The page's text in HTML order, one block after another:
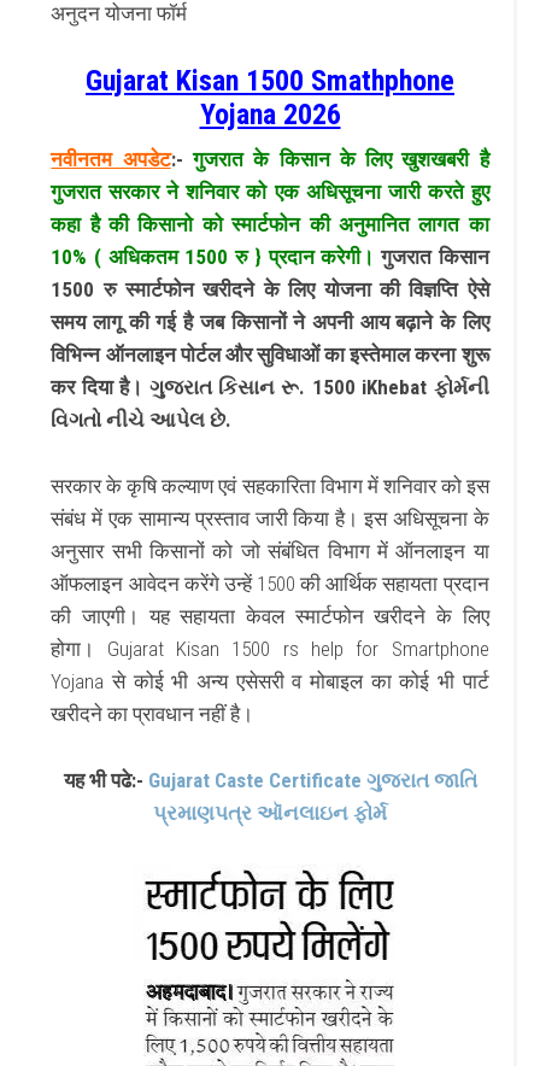
अनुदन योजना फॉर्म
Gujarat Kisan 1500 Smathphone
Yojana 2026
नवीनतम अपडेट:- गुजरात के किसान के लिए खुशखबरी है
गुजरात सरकार ने शनिवार को एक अधिसूचना जारी करते हुए
कहा है की किसानो को स्मार्टफोन की अनुमानित लागत का
10% ( अधिकतम 1500 रु } प्रदान करेगी। गुजरात किसान
1500 रु स्मार्टफोन खरीदने के लिए योजना की विज्ञप्ति ऐसे
समय लागू की गई है जब किसानों ने अपनी आय बढ़ाने के लिए
विभिन्न ऑनलाइन पोर्टल और सुविधाओं का इस्तेमाल करना शुरू
कर दिया है। ગુજરાત કિસાન રૂ. 1500 iKhebat ફોર્મની
વિગતો નીચે આપેલ છે.
सरकार के कृषि कल्याण एवं सहकारिता विभाग में शनिवार को इस
संबंध में एक सामान्य प्रस्ताव जारी किया है। इस अधिसूचना के
अनुसार सभी किसानों को जो संबंधित विभाग में ऑनलाइन या
ऑफलाइन आवेदन करेंगे उन्हें 1500 की आर्थिक सहायता प्रदान
की जाएगी। यह सहायता केवल स्मार्टफोन खरीदने के लिए
होगा। Gujarat Kisan 1500 rs help for Smartphone
Yojana से कोई भी अन्य एसेसरी व मोबाइल का कोई भी पार्ट
खरीदने का प्रावधान नहीं है।
यह भी पढे:- Gujarat Caste Certificate ગુજરાત જાતિ
પ્રમાણપત્ર ઑનલાઇન ફોર્મ